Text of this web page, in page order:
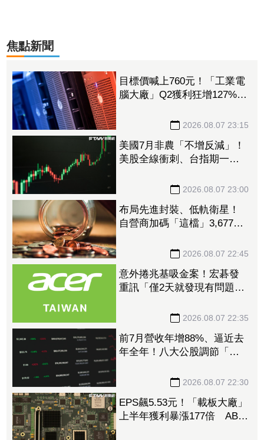
焦點新聞
目標價喊上760元！「工業電
腦大廠」Q2獲利狂增127%
2026.08.07 23:15
美國7月非農「不增反減」！
美股全線衝刺、台指期一度
2026.08.07 23:00
布局先進封裝、低軌衛星！
自營商加碼「這檔」3,677萬
2026.08.07 22:45
意外捲兆基吸金案！宏碁發
重訊「僅2天就發現有問題」
2026.08.07 22:35
前7月營收年增88%、逼近去
年全年！八大公股調節「這
2026.08.07 22:30
EPS飆5.53元！「載板大廠」
上半年獲利暴漲177倍 ABF